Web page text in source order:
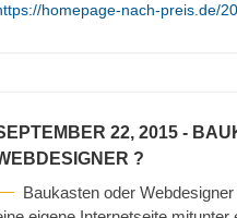
homepage-nach-preis.de/
22, 2015 -
?
Baukasten oder